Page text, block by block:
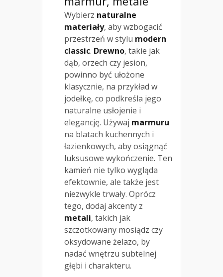
Wybierz naturalne
materiały, aby wzbogacić
przestrzeń w stylu modern
classic. Drewno, takie jak
dąb, orzech czy jesion,
powinno być ułożone
klasycznie, na przykład w
jodełkę, co podkreśla jego
naturalne usłojenie i
elegancję. Używaj marmuru
na blatach kuchennych i
łazienkowych, aby osiągnąć
luksusowe wykończenie. Ten
kamień nie tylko wygląda
efektownie, ale także jest
niezwykle trwały. Oprócz
tego, dodaj akcenty z
metali, takich jak
szczotkowany mosiądz czy
oksydowane żelazo, by
nadać wnętrzu subtelnej
głębi i charakteru.